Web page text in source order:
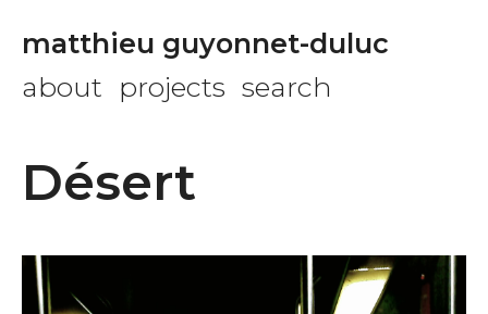
matthieu guyonnet-duluc
about projects search
Désert